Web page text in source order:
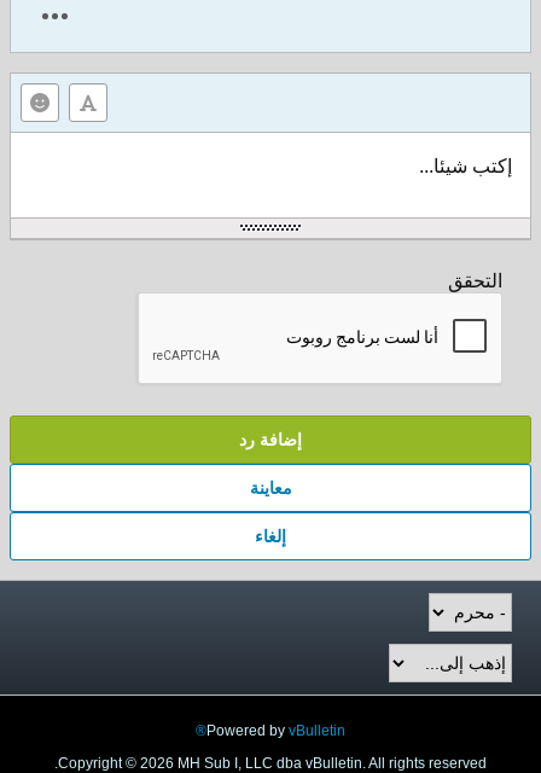
إكتب شيئا...
التحقق
إضافة رد
معاينة
إلغاء
Powered by vBulletin®
Copyright © 2026 MH Sub I, LLC dba vBulletin. All rights reserved.